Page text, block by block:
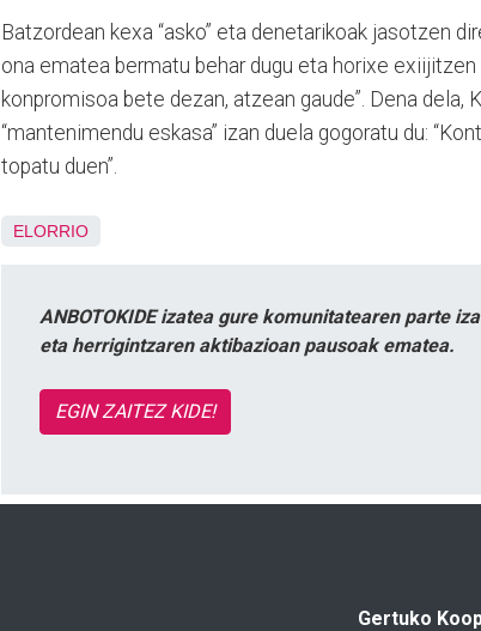
Batzordean kexa “asko” eta denetarikoak jasotzen
ona ematea bermatu behar dugu eta horixe
konpromisoa bete dezan, atzean gaude”. Dena dela,
“mantenimendu eskasa” izan duela gogoratu du:
topatu duen”.
ELORRIO
ANBOTOKIDE izatea gure komunitatearen parte
eta herrigintzaren aktibazioan pausoak ematea.
EGIN ZAITEZ KIDE!
Gertuko